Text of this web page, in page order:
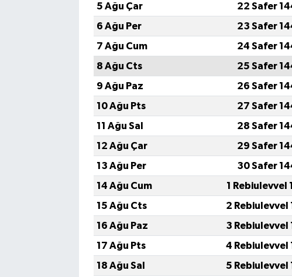
5 Ağu Çar
22 Safer
6 Ağu Per
23 Safer
7 Ağu Cum
24 Safer
8 Ağu Cts
25 Safer
9 Ağu Paz
26 Safer
10 Ağu Pts
27 Safer
11 Ağu Sal
28 Safer
12 Ağu Çar
29 Safer
13 Ağu Per
30 Safer
14 Ağu Cum
1 Rebiulevvel
15 Ağu Cts
2 Rebiulevvel
16 Ağu Paz
3 Rebiulevvel
17 Ağu Pts
4 Rebiulevvel
18 Ağu Sal
5 Rebiulevvel